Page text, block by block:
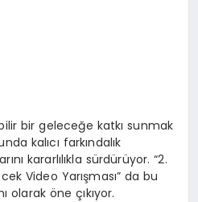
bir geleceğe katkı sunmak
kalıcı farkındalık
kararlılıkla sürdürüyor. “2.
Video Yarışması” da bu
olarak öne çıkıyor.